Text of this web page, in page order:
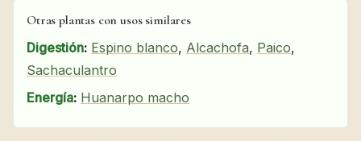
Otras plantas con usos similares
Digestión: Espino blanco, Alcachofa, Paico,
Sachaculantro
Energía: Huanarpo macho